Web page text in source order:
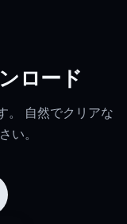
ロード
自然でクリアな
い。